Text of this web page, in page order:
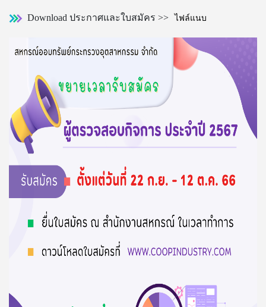
Download ประกาศและใบสมัคร >> ไฟล์แนบ